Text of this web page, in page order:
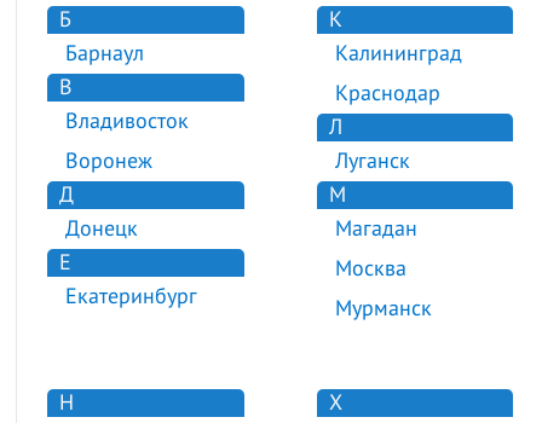
Б
Барнаул
В
Владивосток
Воронеж
Д
Донецк
Е
Екатеринбург
К
Калининград
Краснодар
Л
Луганск
М
Магадан
Москва
Мурманск
Н
Х